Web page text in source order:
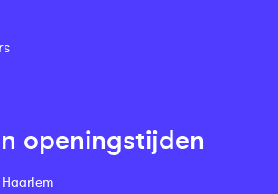
openingstijden